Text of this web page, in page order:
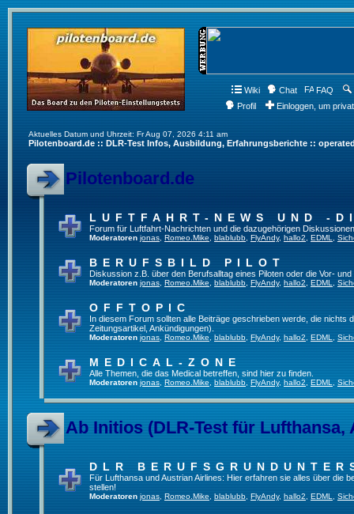
Wiki Chat FAQ
Profil
Einloggen, um
Aktuelles Datum und Uhrzeit: Fr Aug 07, 2026 4:11 am
Pilotenboard.de :: DLR-Test Infos, Ausbildung, Erfahrungsberichte ::
Pilotenboard.de
LUFTFAHRT-NEWS UND -
Forum für Luftfahrt-Nachrichten und die dazugehörigen
Moderatoren jonas Romeo.Mike blablubb FlyAndy, hallo2 EDML
BERUFSBILD PILOT
Diskussion z.B. über den Berufsalltag eines Piloten oder die Vor-
Moderatoren jonas Romeo.Mike blablubb FlyAndy, hallo2 EDML
OFFTOPIC
In diesem Forum sollten alle Beiträge geschrieben werde, die
Zeitungsartikel, Ankündigungen).
Moderatoren jonas Romeo.Mike blablubb FlyAndy, hallo2 EDML
MEDICAL-ZONE
Alle Themen, die das Medical betreffen, sind hier zu finden.
Moderatoren jonas Romeo.Mike blablubb FlyAndy, hallo2 EDML
Ab Initios (DLR-Test für Lufthansa,
DLR
Für Lufthansa und Austrian Airlines: Hier erfahren sie alles über die
stellen!
Moderatoren jonas Romeo.Mike blablubb FlyAndy, hallo2 EDML